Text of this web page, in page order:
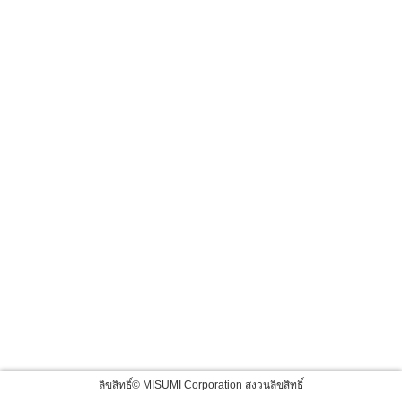
ลิขสิทธิ์© MISUMI Corporation สงวนลิขสิทธิ์